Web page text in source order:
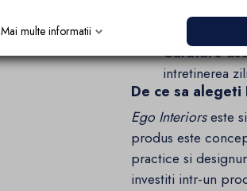
Fara
oferind un
Curatare
intretinerea
De ce sa
Ego Interiorseste
produs este
practice si
investiti intr-un
Mai multe informatii